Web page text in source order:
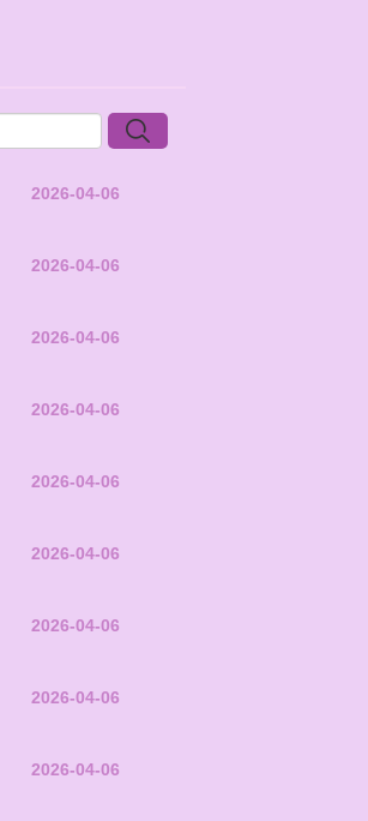
2026-04-06
2026-04-06
2026-04-06
2026-04-06
2026-04-06
2026-04-06
2026-04-06
2026-04-06
2026-04-06